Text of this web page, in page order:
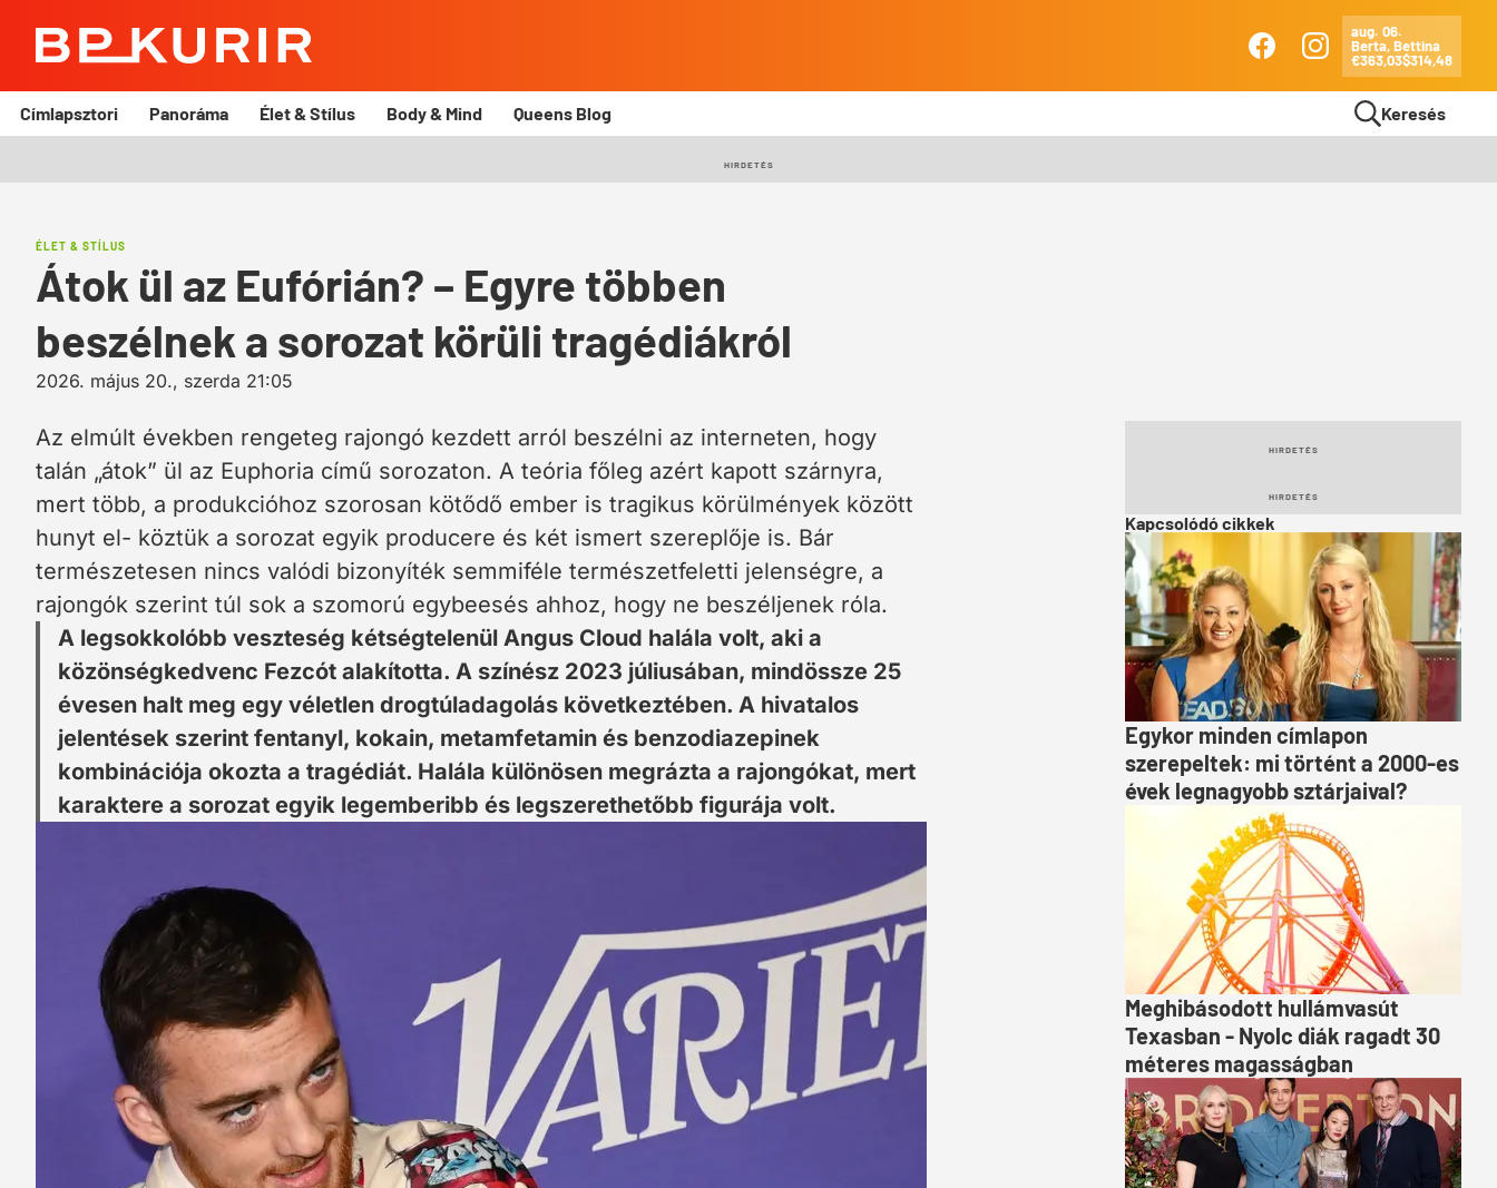
Kurír
FacebookInstagram
Ma
aug. 06.
Berta, Bettina
€363,03$314,48
Címlapsztori Panoráma Élet & Stílus Body & Mind Queens Blog Keresés
HIRDETÉS
ÉLET & STÍLUS
Átok ül az Eufórián? – Egyre többen
beszélnek a sorozat körüli tragédiákról
2026. május 20., szerda 21:05
HIRDETÉS
HIRDETÉS
Kapcsolódó cikkek
Egykor minden címlapon
szerepeltek: mi történt a 2000-es
évek legnagyobb sztárjaival?
Meghibásodott hullámvasút
Texasban - Nyolc diák ragadt 30
méteres magasságban
Az elmúlt években rengeteg rajongó kezdett arról beszélni az interneten, hogy
talán „átok” ül az Euphoria című sorozaton. A teória főleg azért kapott szárnyra,
mert több, a produkcióhoz szorosan kötődő ember is tragikus körülmények között
hunyt el- köztük a sorozat egyik producere és két ismert szereplője is. Bár
természetesen nincs valódi bizonyíték semmiféle természetfeletti jelenségre, a
rajongók szerint túl sok a szomorú egybeesés ahhoz, hogy ne beszéljenek róla.
A legsokkolóbb veszteség kétségtelenül Angus Cloud halála volt, aki a
közönségkedvenc Fezcót alakította. A színész 2023 júliusában, mindössze 25
évesen halt meg egy véletlen drogtúladagolás következtében. A hivatalos
jelentések szerint fentanyl, kokain, metamfetamin és benzodiazepinek
kombinációja okozta a tragédiát. Halála különösen megrázta a rajongókat, mert
karaktere a sorozat egyik legemberibb és legszerethetőbb figurája volt.